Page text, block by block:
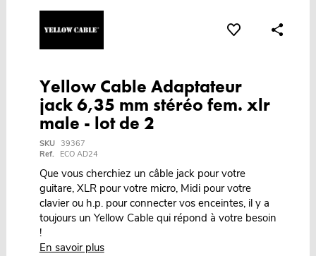
Yellow Cable Adaptateur
jack 6,35 mm stéréo fem. xlr
male - lot de 2
SKU
39367
Ref.
ECO AD24
Que vous cherchiez un câble jack pour votre
guitare, XLR pour votre micro, Midi pour votre
clavier ou h.p. pour connecter vos enceintes, il y a
toujours un Yellow Cable qui répond à votre besoin
!
En savoir plus